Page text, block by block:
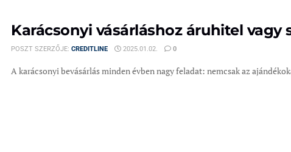
Karácsonyi vásárláshoz áruhitel vagy
POSZT SZERZŐJE: CREDITLINE 2025.01.02. 0
A karácsonyi bevásárlás minden évben nagy feladat: nemcsak az